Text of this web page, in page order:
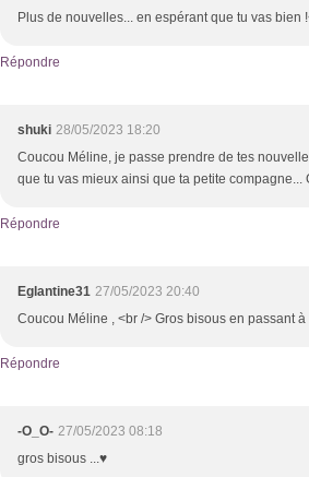
Plus de nouvelles... en espérant que tu vas bien
Répondre
shuki 28/05/2023 18:20
Coucou Méline, je passe prendre de tes
que tu vas mieux ainsi que ta petite compagne...
Répondre
Eglantine31 27/05/2023 20:40
Coucou Méline , <br /> Gros bisous en passant
Répondre
-O_O- 27/05/2023 08:18
gros bisous ...♥